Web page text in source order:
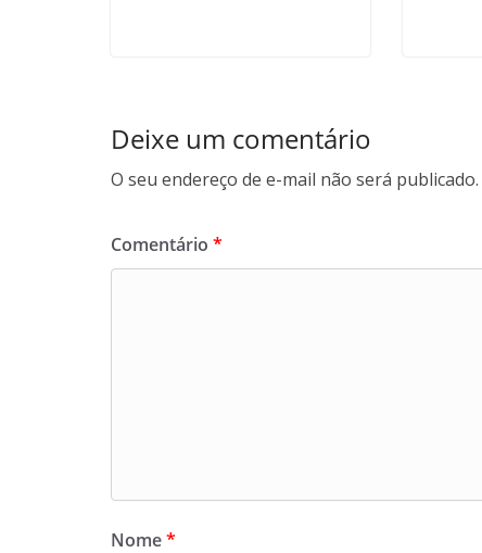
Deixe um comentário
O seu endereço de e-mail não será publicado.
Comentário *
Nome*